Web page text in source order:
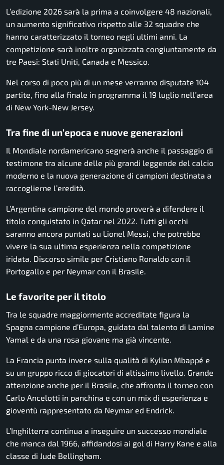
L’edizione 2026 sarà la prima a coinvolgere 48 nazionali,
un aumento significativo rispetto alle 32 squadre che
hanno caratterizzato il torneo negli ultimi anni. La
competizione sarà inoltre organizzata congiuntamente da
tre Paesi: Stati Uniti, Canada e Messico.
Nel corso di poco più di un mese verranno disputate 104
partite, fino alla finale in programma il 19 luglio nell’area
di New York-New Jersey.
Tra fine di un’epoca e nuove generazioni
Il Mondiale nordamericano segnerà anche il passaggio di
testimone tra alcune delle più grandi leggende del calcio
moderno e la nuova generazione di campioni destinata a
raccoglierne l’eredità.
L’Argentina campione del mondo proverà a difendere il
titolo conquistato in Qatar nel 2022. Tutti gli occhi
saranno ancora puntati su Lionel Messi, che potrebbe
vivere la sua ultima esperienza nella competizione
iridata. Discorso simile per Cristiano Ronaldo con il
Portogallo e per Neymar con il Brasile.
Le favorite per il titolo
Tra le squadre maggiormente accreditate figura la
Spagna campione d’Europa, guidata dal talento di Lamine
Yamal e da una rosa giovane ma già vincente.
La Francia punta invece sulla qualità di Kylian Mbappé e
su un gruppo ricco di giocatori di altissimo livello. Grande
attenzione anche per il Brasile, che affronta il torneo con
Carlo Ancelotti in panchina e con un mix di esperienza e
gioventù rappresentato da Neymar ed Endrick.
L’Inghilterra continua a inseguire un successo mondiale
che manca dal 1966, affidandosi ai gol di Harry Kane e alla
classe di Jude Bellingham.